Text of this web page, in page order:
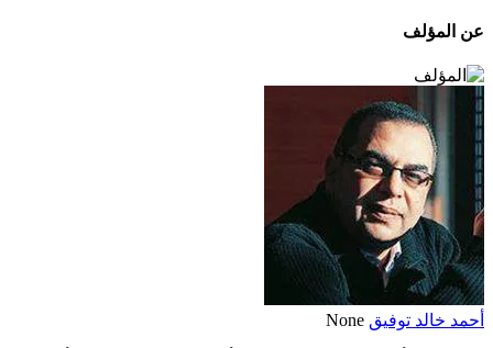
عن المؤلف
أحمد خالد توفيق None